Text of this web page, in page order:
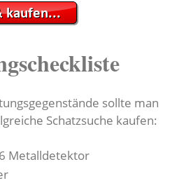
sollte man
Schatzsuche kaufen:
Metalldetektor